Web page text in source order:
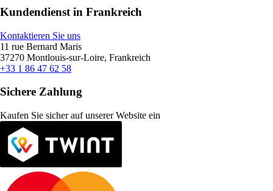
Kundendienst in Frankreich
Kontaktieren Sie uns
11 rue Bernard Maris
37270 Montlouis-sur-Loire, Frankreich
+33 1 86 47 62 58
Sichere Zahlung
Kaufen Sie sicher auf unserer Website ein